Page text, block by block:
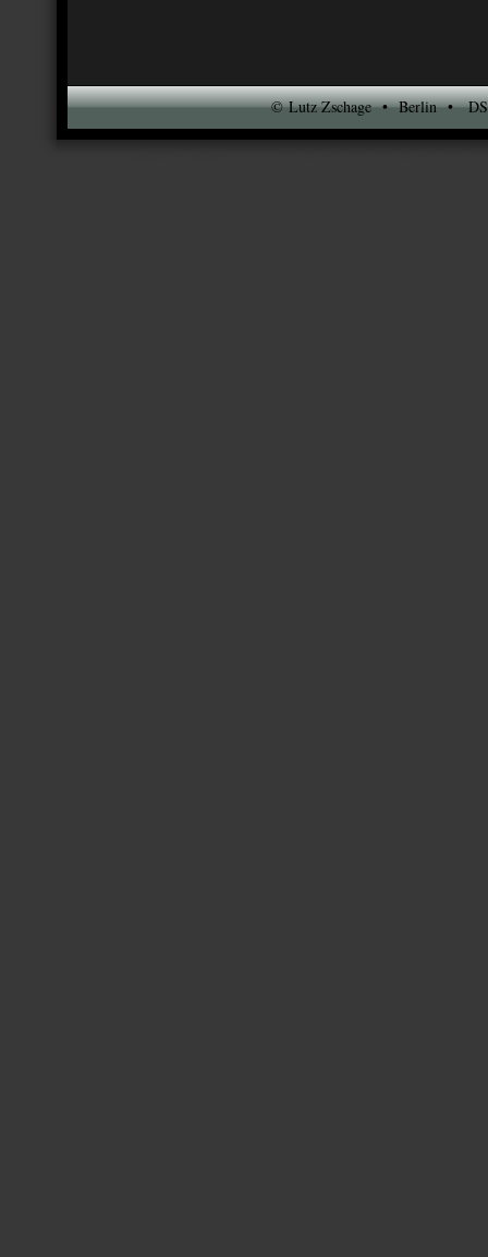
© Lutz Zschage • Berlin •